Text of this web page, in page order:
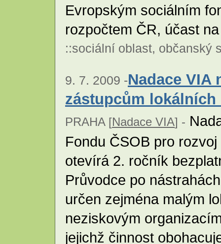
Evropským sociálním
rozpočtem ČR, účast
::sociální oblast, občanský
9. 7. 2009 -Nadace VIA
zástupcům lokálních
PRAHA [Nadace VIA] -
Fondu ČSOB pro
otevírá 2. ročník
Průvodce po
určen zejména malým
neziskovým
jejichž činnost